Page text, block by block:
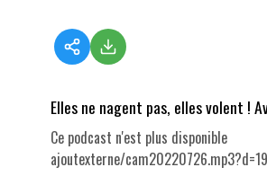
Elles ne nagent pas, elles volent !
Ce podcast n'est plus disponible
ajoutexterne/